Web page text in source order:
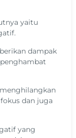
yaitu
dampak
dan juga
yang